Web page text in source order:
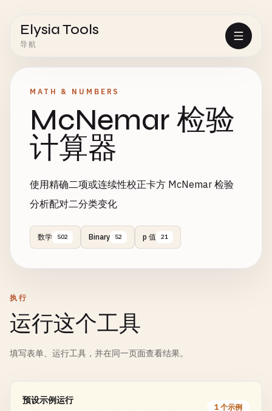
Elysia Tools
导航
MATH & NUMBERS
McNemar 检验
计算器
使用精确二项或连续性校正卡方 McNemar 检验
分析配对二分类变化
数学 502 Binary 52 p 值 21
执行
运行这个工具
填写表单、运行工具，并在同一页面查看结果。
预设示例运行
1 个示例